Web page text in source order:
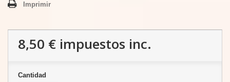
Imprimir
8,50 € impuestos inc.
Cantidad